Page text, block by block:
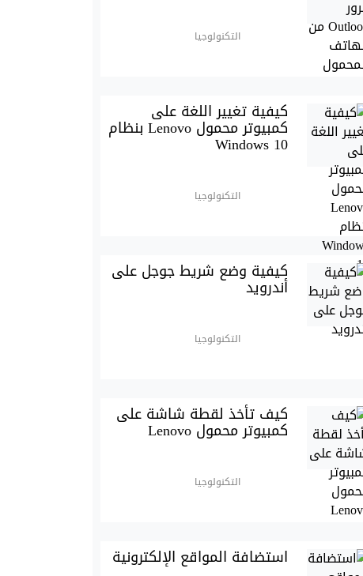
التكنولوجيا
كيفية تغيير اللغة على
كمبيوتر محمول Lenovo بنظام
Windows 10
التكنولوجيا
كيفية وضع شريط جوجل على
أندرويد
التكنولوجيا
كيف تأخذ لقطة شاشة على
كمبيوتر محمول Lenovo
التكنولوجيا
استضافة المواقع الإلكترونية